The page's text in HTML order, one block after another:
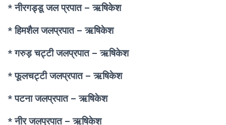
* नीरगड्डू जल प्रपात – ऋषिकेश
* हिमशैल जलप्रपात – ऋषिकेश
* गरुड़ चट्टी जलप्रपात – ऋषिकेश
* फूलचट्टी जलप्रपात – ऋषिकेश
* पटना जलप्रपात – ऋषिकेश
* नीर जलप्रपात – ऋषिकेश